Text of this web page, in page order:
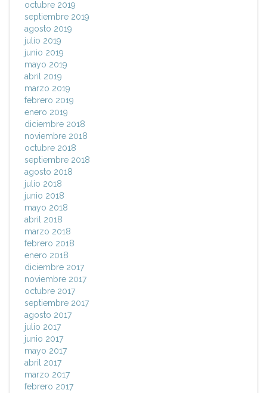
octubre 2019
septiembre 2019
agosto 2019
julio 2019
junio 2019
mayo 2019
abril 2019
marzo 2019
febrero 2019
enero 2019
diciembre 2018
noviembre 2018
octubre 2018
septiembre 2018
agosto 2018
julio 2018
junio 2018
mayo 2018
abril 2018
marzo 2018
febrero 2018
enero 2018
diciembre 2017
noviembre 2017
octubre 2017
septiembre 2017
agosto 2017
julio 2017
junio 2017
mayo 2017
abril 2017
marzo 2017
febrero 2017